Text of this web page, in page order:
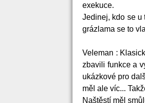
exekuce.
Jedinej, kdo se u
grázlama se to
Veleman :
zbavili funkce a
ukázkové pro
měl ale víc...
Naštěstí měl